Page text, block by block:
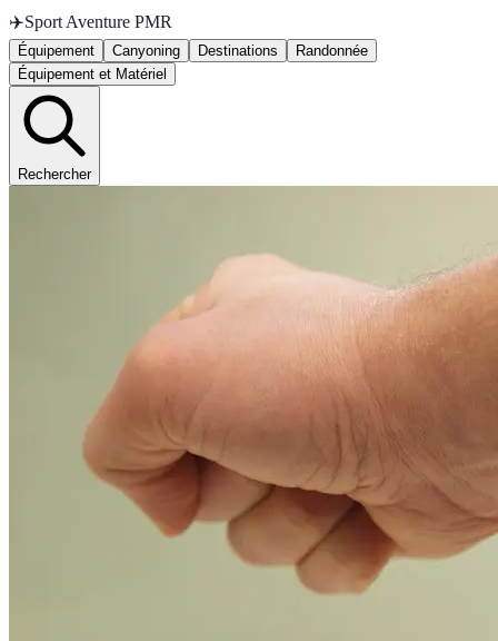
✈️Sport Aventure PMR
Équipement Canyoning Destinations
Randonnée
Équipement et Matériel
Rechercher